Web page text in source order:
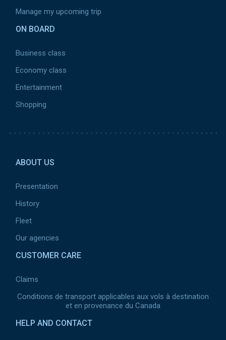
Manage my upcoming trip
ON BOARD
Business class
Economy class
Entertainment
Shopping
ABOUT US
Presentation
History
Fleet
Our agencies
CUSTOMER CARE
Claims
Conditions de transport applicables aux vols à destination
et en provenance du Canada
HELP AND CONTACT